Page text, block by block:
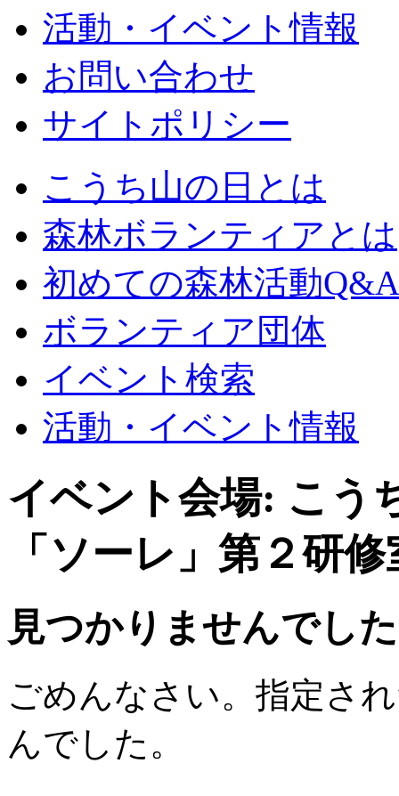
活動・イベント情報
お問い合わせ
サイトポリシー
こうち山の日とは
森林ボランティアとは
初めての森林活動Q&A
ボランティア団体
イベント検索
活動・イベント情報
イベント会場: こう
「ソーレ」第２研修
見つかりませんでした
ごめんなさい。指定さ
んでした。